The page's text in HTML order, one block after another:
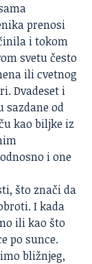
prenosi
i tokom
svetu često
ili cvetnog
Dvadeset i
sazdane od
kao biljke iz
i one
što znači da
I kada
ili kao što
po sunce.
bližnjeg,